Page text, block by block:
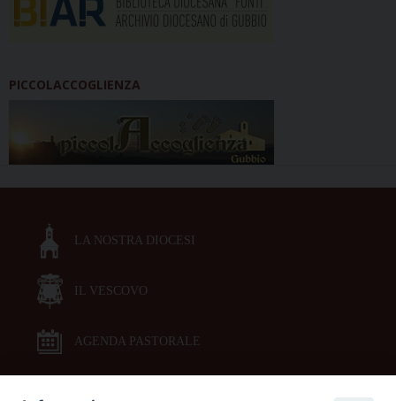
PICCOLACCOGLIENZA
LA NOSTRA DIOCESI
IL VESCOVO
AGENDA PASTORALE